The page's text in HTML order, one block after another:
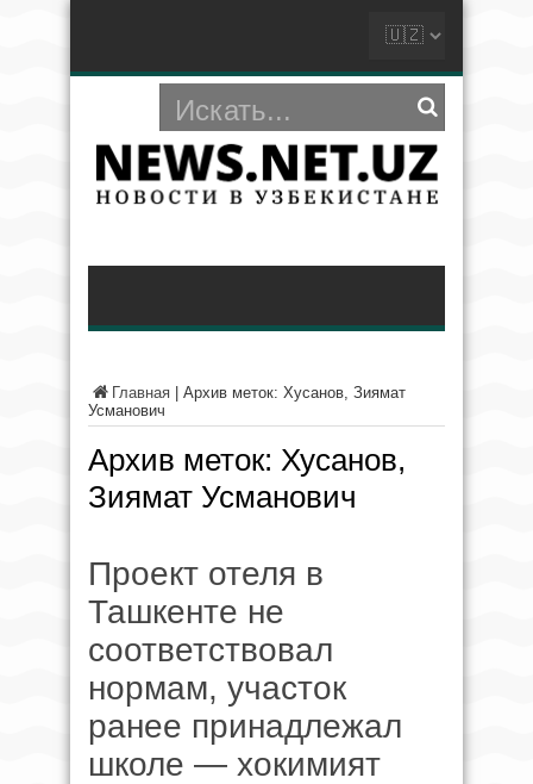
Главная
Архив меток: Хусанов, Зиямат
Усманович
Архив меток: Хусанов,
Зиямат Усманович
Проект отеля в
Ташкенте не
соответствовал
нормам, участок
ранее принадлежал
школе — хокимият